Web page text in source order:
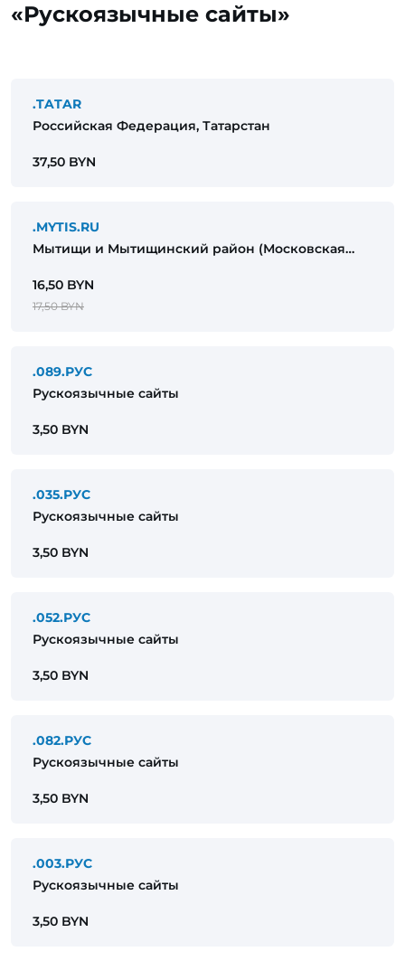
«Рускоязычные сайты»
.TATAR
Российская Федерация, Татарстан
37,50 BYN
.MYTIS.RU
Мытищи и Мытищинский район (Московская
16,50 BYN
17,50 BYN
.089.РУС
Рускоязычные сайты
3,50 BYN
.035.РУС
Рускоязычные сайты
3,50 BYN
.052.РУС
Рускоязычные сайты
3,50 BYN
.082.РУС
Рускоязычные сайты
3,50 BYN
.003.РУС
Рускоязычные сайты
3,50 BYN